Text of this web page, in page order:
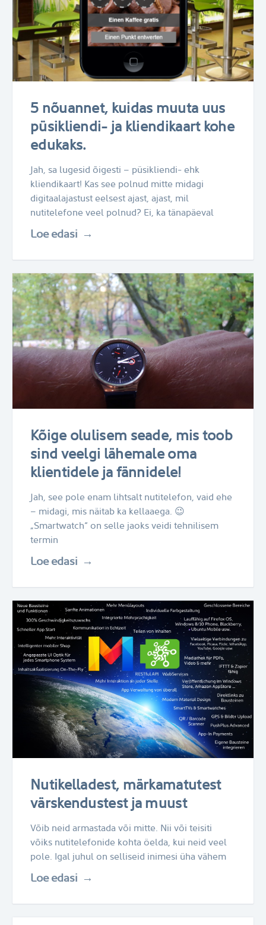
5 nõuannet, kuidas muuta uus
püsikliendi- ja kliendikaart kohe
edukaks.
Jah, sa lugesid õigesti – püsikliendi- ehk
kliendikaart! Kas see polnud mitte midagi
digitaalajastust eelsest ajast, ajast, mil
nutitelefone veel polnud? Ei, ka tänapäeval
Loe edasi
Kõige olulisem seade, mis toob
sind veelgi lähemale oma
klientidele ja fännidele!
Jah, see pole enam lihtsalt nutitelefon, vaid ehe
– midagi, mis näitab ka kellaaega. 😉
„Smartwatch“ on selle jaoks veidi tehnilisem
termin
Loe edasi
Nutikelladest, märkamatutest
värskendustest ja muust
Võib neid armastada või mitte. Nii või teisiti
võiks nutitelefonide kohta öelda, kui neid veel
pole. Igal juhul on selliseid inimesi üha vähem
Loe edasi